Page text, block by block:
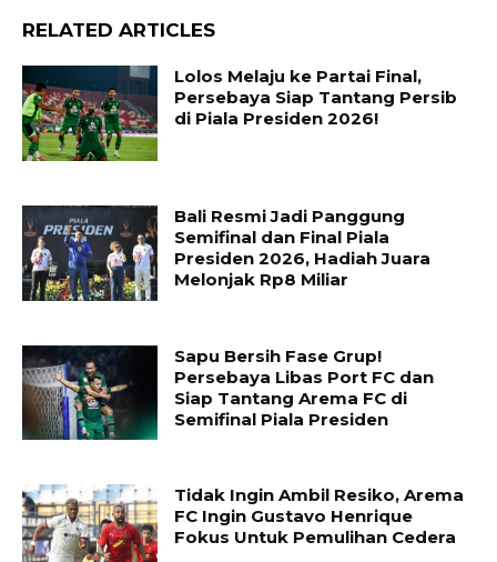
RELATED ARTICLES
Lolos Melaju ke Partai Final,
Persebaya Siap Tantang Persib
di Piala Presiden 2026!
Bali Resmi Jadi Panggung
Semifinal dan Final Piala
Presiden 2026, Hadiah Juara
Melonjak Rp8 Miliar
Sapu Bersih Fase Grup!
Persebaya Libas Port FC dan
Siap Tantang Arema FC di
Semifinal Piala Presiden
Tidak Ingin Ambil Resiko, Arema
FC Ingin Gustavo Henrique
Fokus Untuk Pemulihan Cedera